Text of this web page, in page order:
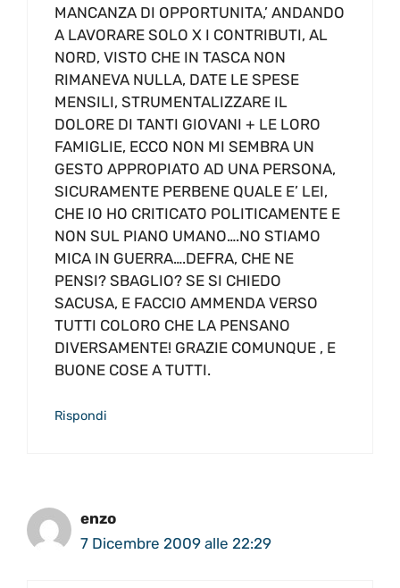
MANCANZA DI OPPORTUNITA,’ ANDANDO
A LAVORARE SOLO X I CONTRIBUTI, AL
NORD, VISTO CHE IN TASCA NON
RIMANEVA NULLA, DATE LE SPESE
MENSILI, STRUMENTALIZZARE IL
DOLORE DI TANTI GIOVANI + LE LORO
FAMIGLIE, ECCO NON MI SEMBRA UN
GESTO APPROPIATO AD UNA PERSONA,
SICURAMENTE PERBENE QUALE E’ LEI,
CHE IO HO CRITICATO POLITICAMENTE E
NON SUL PIANO UMANO….NO STIAMO
MICA IN GUERRA….DEFRA, CHE NE
PENSI? SBAGLIO? SE SI CHIEDO
SACUSA, E FACCIO AMMENDA VERSO
TUTTI COLORO CHE LA PENSANO
DIVERSAMENTE! GRAZIE COMUNQUE , E
BUONE COSE A TUTTI.
Rispondi
enzo
7 Dicembre 2009 alle 22:29